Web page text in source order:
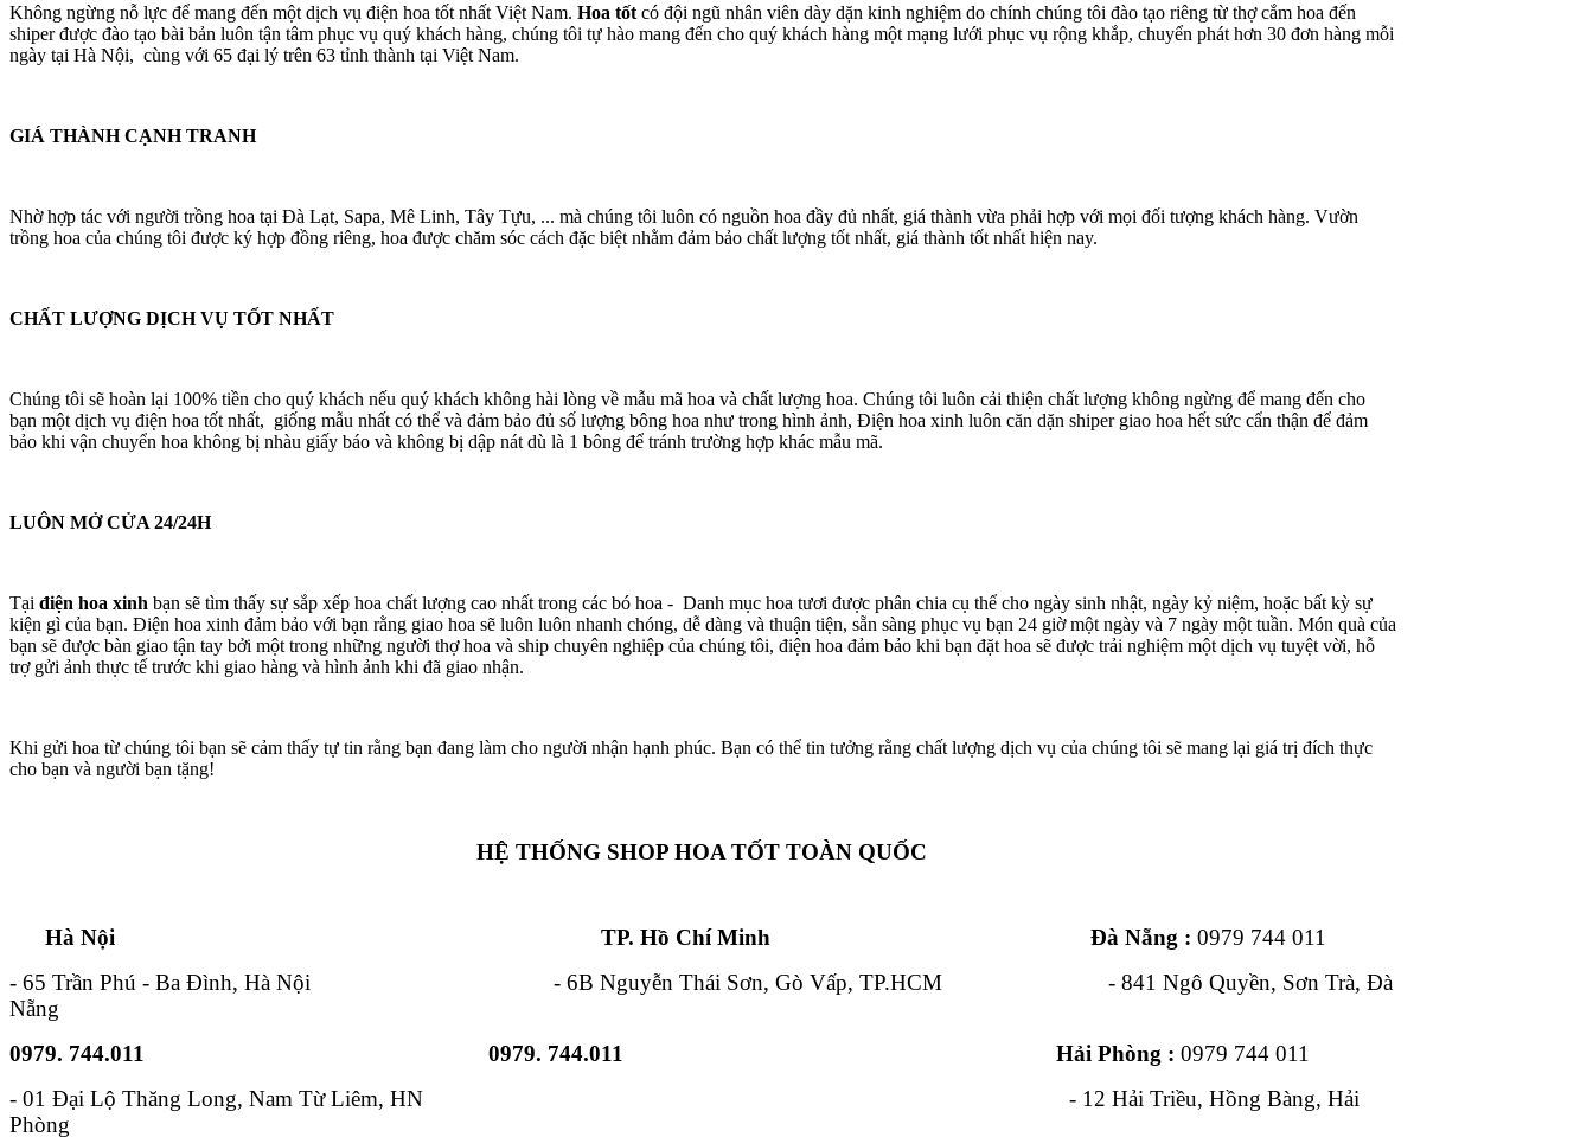
Không ngừng nỗ lực để mang đến một dịch vụ điện hoa tốt nhất Việt Nam. Hoa tốt có đội ngũ nhân viên dày dặn kinh nghiệm do chính chúng tôi đào tạo riêng từ thợ cắm hoa đến
shiper được đào tạo bài bản luôn tận tâm phục vụ quý khách hàng, chúng tôi tự hào mang đến cho quý khách hàng một mạng lưới phục vụ rộng khắp, chuyển phát hơn 30 đơn hàng mỗi
ngày tại Hà Nội, cùng với 65 đại lý trên 63 tỉnh thành tại Việt Nam.
GIÁ THÀNH CẠNH TRANH
Nhờ hợp tác với người trồng hoa tại Đà Lạt, Sapa, Mê Linh, Tây Tựu, ... mà chúng tôi luôn có nguồn hoa đầy đủ nhất, giá thành vừa phải hợp với mọi đối tượng khách hàng. Vườn
trồng hoa của chúng tôi được ký hợp đồng riêng, hoa được chăm sóc cách đặc biệt nhằm đảm bảo chất lượng tốt nhất, giá thành tốt nhất hiện nay.
CHẤT LƯỢNG DỊCH VỤ TỐT NHẤT
Chúng tôi sẽ hoàn lại 100% tiền cho quý khách nếu quý khách không hài lòng về mẫu mã hoa và chất lượng hoa. Chúng tôi luôn cải thiện chất lượng không ngừng để mang đến cho
bạn một dịch vụ điện hoa tốt nhất, giống mẫu nhất có thể và đảm bảo đủ số lượng bông hoa như trong hình ảnh, Điện hoa xinh luôn căn dặn shiper giao hoa hết sức cẩn thận để đảm
bảo khi vận chuyển hoa không bị nhàu giấy báo và không bị dập nát dù là 1 bông để tránh trường hợp khác mẫu mã.
LUÔN MỞ CỬA 24/24H
Tại điện hoa xinh bạn sẽ tìm thấy sự sắp xếp hoa chất lượng cao nhất trong các bó hoa - Danh mục hoa tươi được phân chia cụ thể cho ngày sinh nhật, ngày kỷ niệm, hoặc bất kỳ sự
kiện gì của bạn. Điện hoa xinh đảm bảo với bạn rằng giao hoa sẽ luôn luôn nhanh chóng, dễ dàng và thuận tiện, sẵn sàng phục vụ bạn 24 giờ một ngày và 7 ngày một tuần. Món quà của
bạn sẽ được bàn giao tận tay bởi một trong những người thợ hoa và ship chuyên nghiệp của chúng tôi, điện hoa đảm bảo khi bạn đặt hoa sẽ được trải nghiệm một dịch vụ tuyệt vời, hỗ
trợ gửi ảnh thực tế trước khi giao hàng và hình ảnh khi đã giao nhận.
Khi gửi hoa từ chúng tôi bạn sẽ cảm thấy tự tin rằng bạn đang làm cho người nhận hạnh phúc. Bạn có thể tin tưởng rằng chất lượng dịch vụ của chúng tôi sẽ mang lại giá trị đích thực
cho bạn và người bạn tặng!
HỆ THỐNG SHOP HOA TỐT TOÀN QUỐC
Hà Nội TP. Hồ Chí Minh Đà Nẵng : 0979 744 011
- 65 Trần Phú - Ba Đình, Hà Nội - 6B Nguyễn Thái Sơn, Gò Vấp, TP.HCM - 841 Ngô Quyền, Sơn Trà, Đà
Nẵng
0979. 744.011
0979. 744.011 Hải Phòng : 0979 744 011
- 01 Đại Lộ Thăng Long, Nam Từ Liêm, HN - 12 Hải Triều, Hồng Bàng, Hải
Phòng